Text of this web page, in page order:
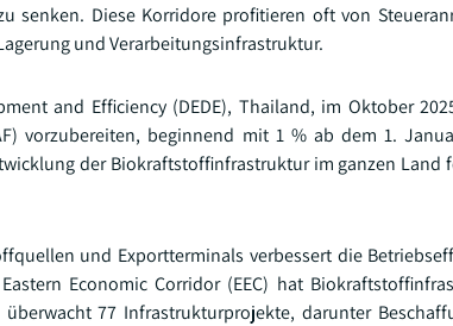
senken. Diese Korridore profitieren oft von
und Verarbeitungsinfrastruktur.
and Efficiency (DEDE), Thailand, im Oktober
vorzubereiten, beginnend mit 1 % ab dem 1.
der Biokraftstoffinfrastruktur im ganzen Land
und Exportterminals verbessert die
Economic Corridor (EEC) hat
77 Infrastrukturprojekte, darunter